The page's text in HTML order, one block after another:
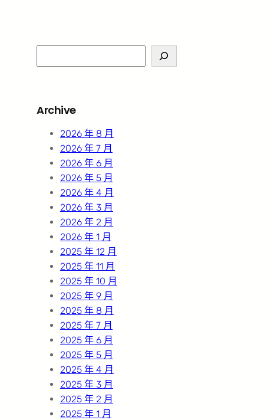
e
c
Archive
2026 年 8 月
2026 年 7 月
2026 年 6 月
2026 年 5 月
2026 年 4 月
2026 年 3 月
2026 年 2 月
2026 年 1 月
2025 年 12 月
2025 年 11 月
2025 年 10 月
2025 年 9 月
2025 年 8 月
2025 年 7 月
2025 年 6 月
2025 年 5 月
2025 年 4 月
2025 年 3 月
2025 年 2 月
2025 年 1 月